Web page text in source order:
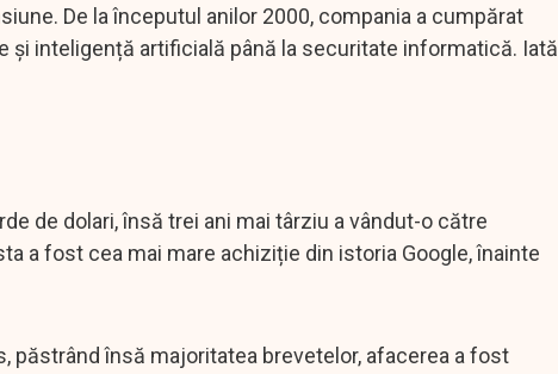
De la începutul anilor 2000, compania a cumpărat
inteligență artificială până la securitate informatică. Iată
de dolari, însă trei ani mai târziu a vândut-o către
a fost cea mai mare achiziție din istoria Google, înainte
păstrând însă majoritatea brevetelor, afacerea a fost